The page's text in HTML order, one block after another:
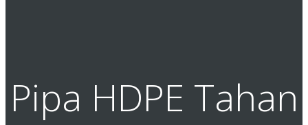
Pipa HDPE Tahan